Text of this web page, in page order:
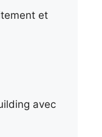
et
avec